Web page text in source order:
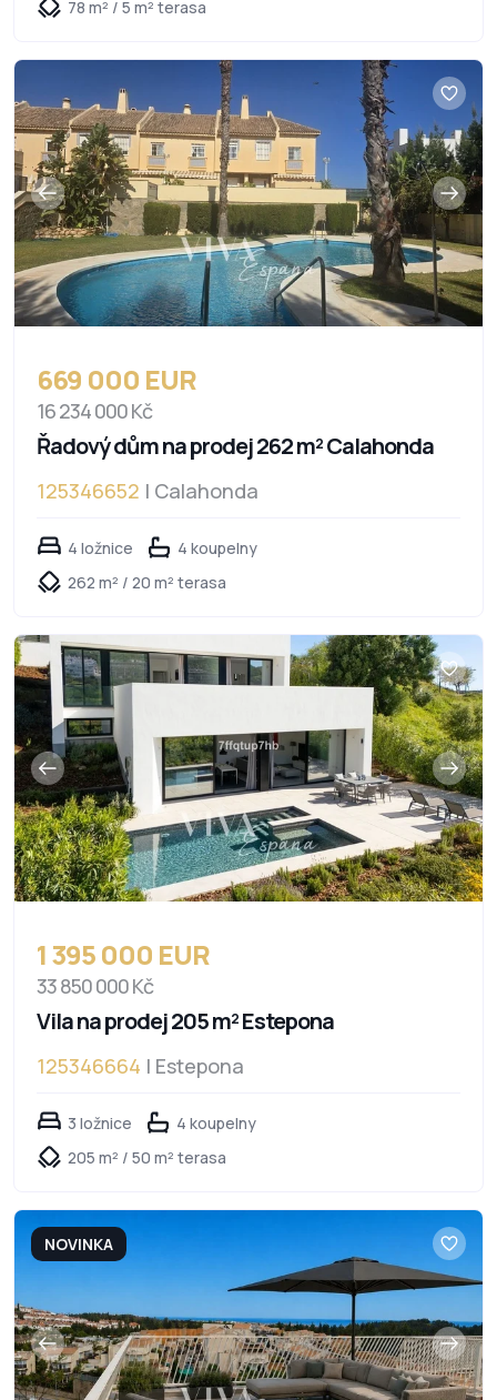
78 m² / 5 m² terasa
669 000 EUR
16 234 000 Kč
Řadový dům na prodej 262 m² Calahonda
125346652 | Calahonda
4 ložnice
4 koupelny
262 m² / 20 m² terasa
1 395 000 EUR
33 850 000 Kč
Vila na prodej 205 m² Estepona
125346664 | Estepona
3 ložnice
4 koupelny
205 m² / 50 m² terasa
NOVINKA